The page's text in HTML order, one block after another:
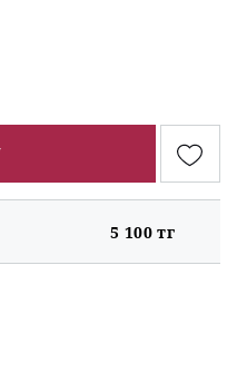
5 100 тг